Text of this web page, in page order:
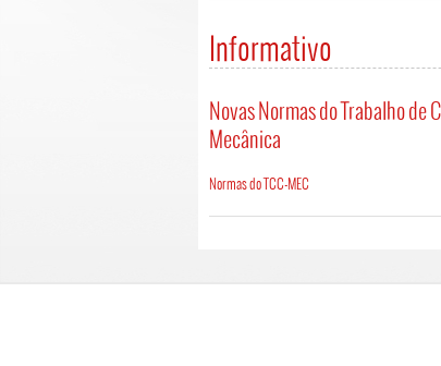
Informativo
Novas Normas do Trabalho de
Mecânica
Normas do TCC-MEC